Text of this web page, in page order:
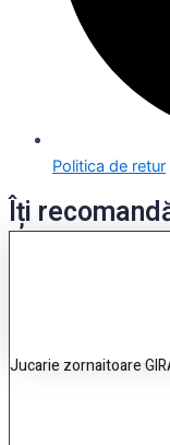
Politica de retur
Îți
Jucarie zornaitoare